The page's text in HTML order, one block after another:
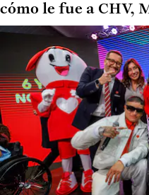
cómo le fue a CHV,